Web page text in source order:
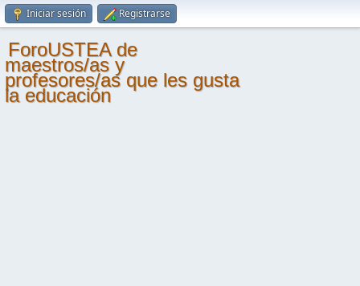
Iniciar sesión Registrarse
ForoUSTEA de
maestros/as y
profesores/as que les gusta
la educación